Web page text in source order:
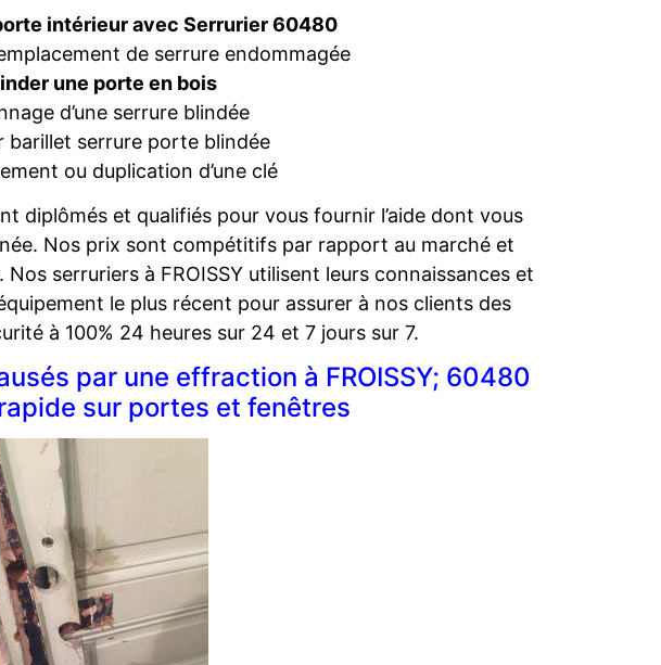
intérieur avec Serrurier 60480
de serrure endommagée
une porte en bois
d’une serrure blindée
barillet serrure porte blindée
ou duplication d’une clé
diplômés et qualifiés pour vous fournir l’aide dont vous
Nos prix sont compétitifs par rapport au marché et
serruriers à FROISSY utilisent leurs connaissances et
le plus récent pour assurer à nos clients des
à 100% 24 heures sur 24 et 7 jours sur 7.
par une effraction à FROISSY; 60480
sur portes et fenêtres